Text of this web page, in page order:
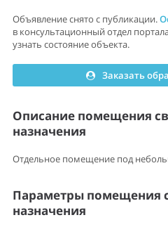
Объявление снято с публикации.
в консультационный отдел
узнать состояние объекта.
Заказать
Описание помещения
назначения
Отдельное помещение под
Параметры помещения
назначения